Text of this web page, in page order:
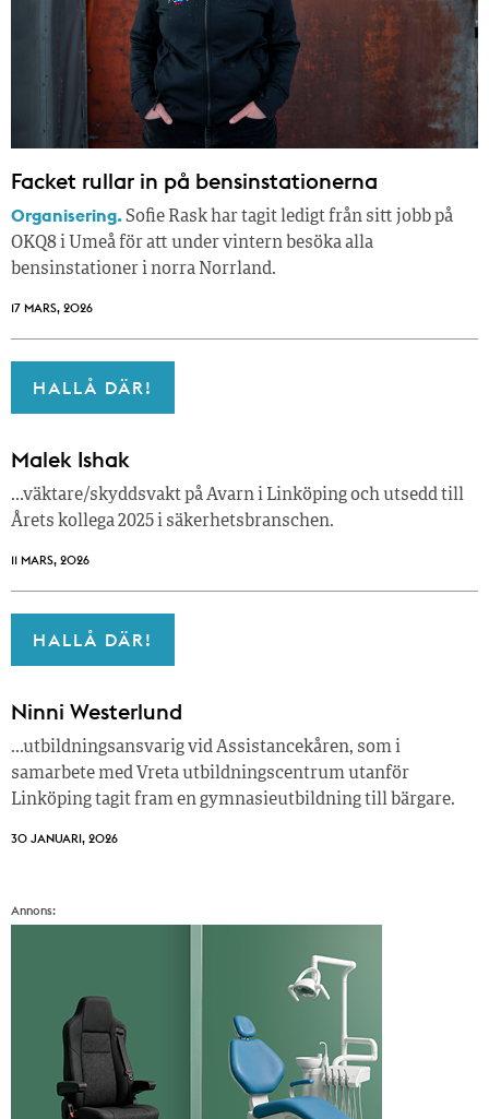
Facket rullar in på bensinstationerna
Organisering.Sofie Rask har tagit ledigt från sitt jobb på
OKQ8 i Umeå för att under vintern besöka alla
bensinstationer i norra Norrland.
17 MARS, 2026
HALLÅ DÄR!
Malek Ishak
…väktare/skyddsvakt på Avarn i Linköping och utsedd till
Årets kollega 2025 i säkerhetsbranschen.
11 MARS, 2026
HALLÅ DÄR!
Ninni Westerlund
…utbildningsansvarig vid Assistancekåren, som i
samarbete med Vreta utbildningscentrum utanför
Linköping tagit fram en gymnasieutbildning till bärgare.
30 JANUARI, 2026
Annons: